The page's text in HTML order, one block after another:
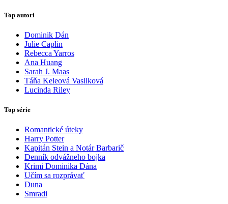
Top autori
Dominik Dán
Julie Caplin
Rebecca Yarros
Ana Huang
Sarah J. Maas
Táňa Keleová Vasilková
Lucinda Riley
Top série
Romantické úteky
Harry Potter
Kapitán Stein a Notár Barbarič
Denník odvážneho bojka
Krimi Dominika Dána
Učím sa rozprávať
Duna
Smradi